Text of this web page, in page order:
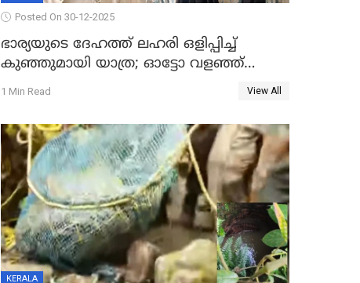
Posted On 30-12-2025
ഭാര്യയുടെ ദേഹത്ത് ലഹരി ഒളിപ്പിച്ച്
കുഞ്ഞുമായി യാത്ര; ഓട്ടോ വളഞ്ഞ്
ദമ്പതികളെ പിടികൂടി പൊലീസ്
1 Min Read View All
KERALA